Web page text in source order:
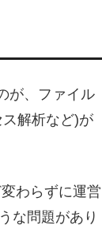
が、ファイル
解析など)が
わらずに運営
な問題があり